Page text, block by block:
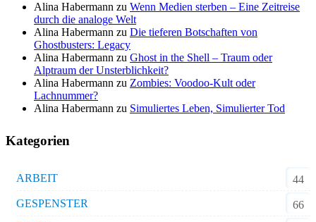
Alina Habermann zu Wenn Medien sterben – Eine Zeitreise
durch die analoge Welt
Alina Habermann zu Die tieferen Botschaften von
Ghostbusters: Legacy
Alina Habermann zu Ghost in the Shell – Traum oder
Alptraum der Unsterblichkeit?
Alina Habermann zu Zombies: Voodoo-Kult oder
Lachnummer?
Alina Habermann zu Simuliertes Leben, Simulierter Tod
Kategorien
ARBEIT
44
GESPENSTER
66